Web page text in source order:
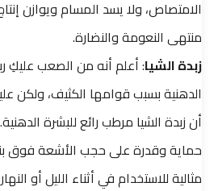
الامتصاص، ولا يسد المسام ويوازن
منتهى النعومة والنضارة.
زبدة الشيا: أعلم أنه من الصعب عليكِ
الدهنية بسبب قوامها الكثيف، ولكن
أن زبدة الشيا مرطب رائع للبشرة
حماية وقدرة على حجب الأشعة فوق
مثالية للاستخدام في أثناء الليل أو